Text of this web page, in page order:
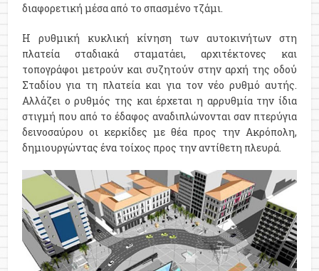
διαφορετική μέσα από το σπασμένο τζάμι.
Η ρυθμική κυκλική κίνηση των αυτοκινήτων στη
πλατεία σταδιακά σταματάει, αρχιτέκτονες και
τοπογράφοι μετρούν και συζητούν στην αρχή της οδού
Σταδίου για τη πλατεία και για τον νέο ρυθμό αυτής.
Αλλάζει ο ρυθμός της και έρχεται η αρρυθμία την ίδια
στιγμή που από το έδαφος αναδιπλώνονται σαν πτερύγια
δεινοσαύρου οι κερκίδες με θέα προς την Ακρόπολη,
δημιουργώντας ένα τοίχος προς την αντίθετη πλευρά.